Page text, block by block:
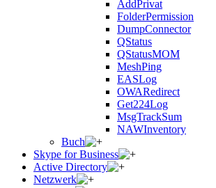
AddPrivat
FolderPermission
DumpConnector
QStatus
QStatusMOM
MeshPing
EASLog
OWARedirect
Get224Log
MsgTrackSum
NAWInventory
Buch
Skype for Business
Active Directory
Netzwerk